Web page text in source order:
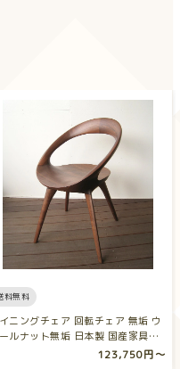
料無料
ニングチェア 回転チェア 無垢 ウ
ルナット無垢 日本製 国産家具
123,750円〜